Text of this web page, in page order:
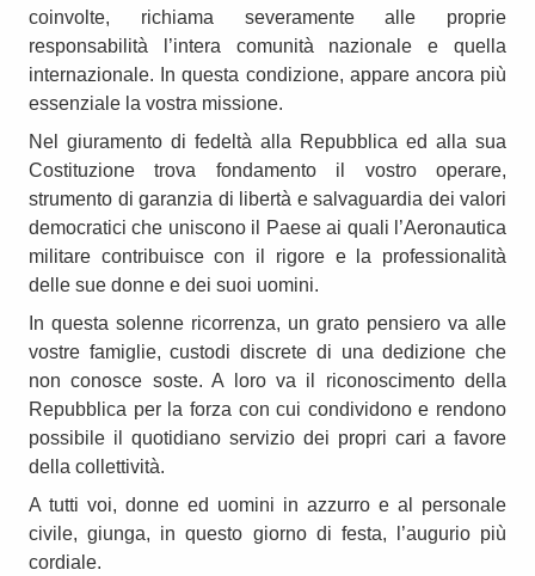
coinvolte, richiama severamente alle proprie
responsabilità l’intera comunità nazionale e quella
internazionale. In questa condizione, appare ancora più
essenziale la vostra missione.
Nel giuramento di fedeltà alla Repubblica ed alla sua
Costituzione trova fondamento il vostro operare,
strumento di garanzia di libertà e salvaguardia dei valori
democratici che uniscono il Paese ai quali l’Aeronautica
militare contribuisce con il rigore e la professionalità
delle sue donne e dei suoi uomini.
In questa solenne ricorrenza, un grato pensiero va alle
vostre famiglie, custodi discrete di una dedizione che
non conosce soste. A loro va il riconoscimento della
Repubblica per la forza con cui condividono e rendono
possibile il quotidiano servizio dei propri cari a favore
della collettività.
A tutti voi, donne ed uomini in azzurro e al personale
civile, giunga, in questo giorno di festa, l’augurio più
cordiale.